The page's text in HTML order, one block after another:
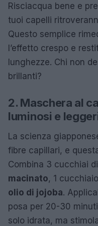
Risciacqua bene e
tuoi capelli
Questo semplice
l’effetto crespo e
lunghezze. Chi non
brillanti?
2. Maschera al
luminosi e
La scienza
fibre capillari, e
Combina 3 cucchiai di
macinato, 1
olio di jojoba.
posa per 20-30
solo idrata, ma